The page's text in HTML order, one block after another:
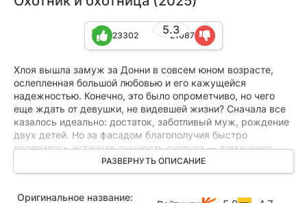
5.3
23302 21087
Хлоя вышла замуж за Донни в совсем юном возрасте,
ослепленная большой любовью и его кажущейся
надежностью. Конечно, это было опрометчиво, но чего
еще ждать от девушки, не видевшей жизни? Сначала все
казалось идеально: достаток, заботливый муж, рождение
двух детей. Но за фасадом благополучия быстро
проявилась истинная сущность супруга — домашнего
тирана, чье слово было законом. Любая попытка Хлои
проявить самостоятельность жестоко пресекалась.
мафиози, молодая женщина решается на отчаянный
РАЗВЕРНУТЬ ОПИСАНИЕ
Оригинальное название: